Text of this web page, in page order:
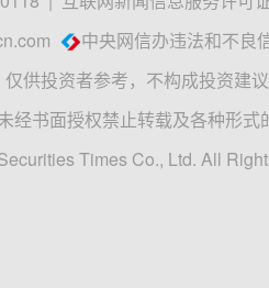
中央网信办违法和不良
供投资者参考，不构成投资建议
书面授权禁止转载及各种形式
Times Co., Ltd. All